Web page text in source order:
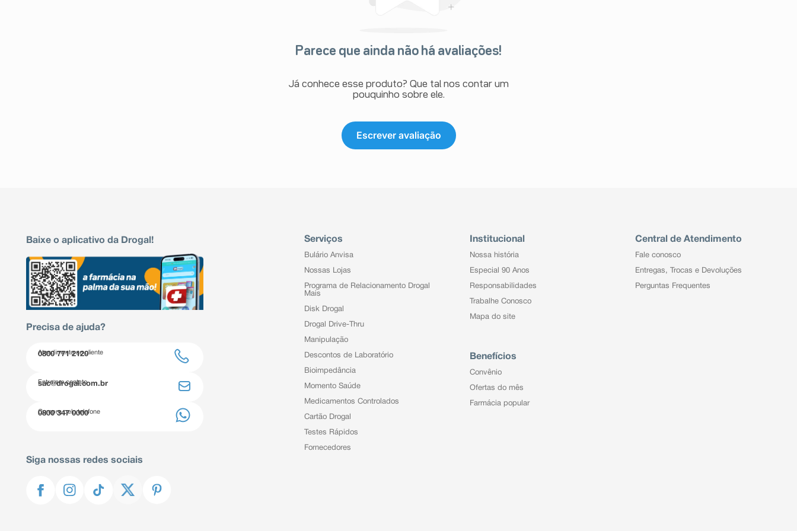
Parece que ainda não há avaliações!
Já conhece esse produto? Que tal nos contar um
pouquinho sobre ele.
Escrever avaliação
Baixe o aplicativo da Drogal!
Precisa de ajuda?
Atendimento ao cliente
0800 771 2120
Entre em contato
sac@drogal.com.br
Compre pelo telefone
0800 347 0000
Siga nossas redes sociais
Serviços
Bulário Anvisa
Nossas Lojas
Programa de Relacionamento Drogal
Mais
Disk Drogal
Drogal Drive-Thru
Manipulação
Descontos de Laboratório
Bioimpedância
Momento Saúde
Medicamentos Controlados
Cartão Drogal
Testes Rápidos
Fornecedores
Institucional
Nossa história
Especial 90 Anos
Responsabilidades
Trabalhe Conosco
Mapa do site
Benefícios
Convênio
Ofertas do mês
Farmácia popular
Central de Atendimento
Fale conosco
Entregas, Trocas e Devoluções
Perguntas Frequentes